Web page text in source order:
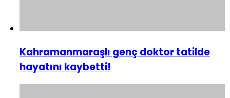
Kahramanmaraşlı genç doktor tatilde
hayatını kaybetti!